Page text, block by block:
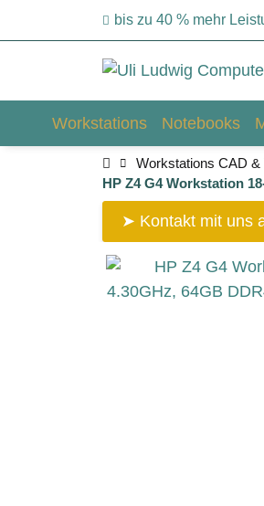
bis zu 40 % mehr
Workstations Notebooks
Workstations CAD &
HP Z4 G4 Workstation
➤ Kontakt mit uns